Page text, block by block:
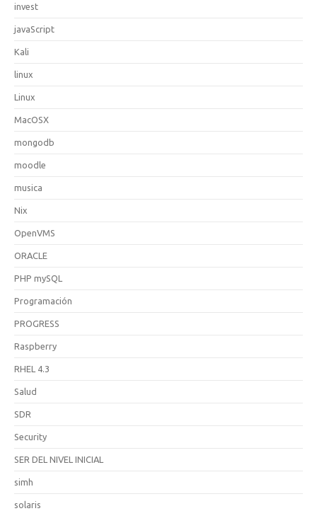
invest
javaScript
Kali
linux
Linux
MacOSX
mongodb
moodle
musica
Nix
OpenVMS
ORACLE
PHP mySQL
Programación
PROGRESS
Raspberry
RHEL 4.3
Salud
SDR
Security
SER DEL NIVEL INICIAL
simh
solaris